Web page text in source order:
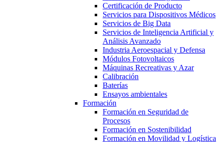
Certificación de Producto
Servicios para Dispositivos Médicos
Servicios de Big Data
Servicios de Inteligencia Artificial y
Análisis Avanzado
Industria Aeroespacial y Defensa
Módulos Fotovoltaicos
Máquinas Recreativas y Azar
Calibración
Baterías
Ensayos ambientales
Formación
Formación en Seguridad de
Procesos
Formación en Sostenibilidad
Formación en Movilidad y Logística